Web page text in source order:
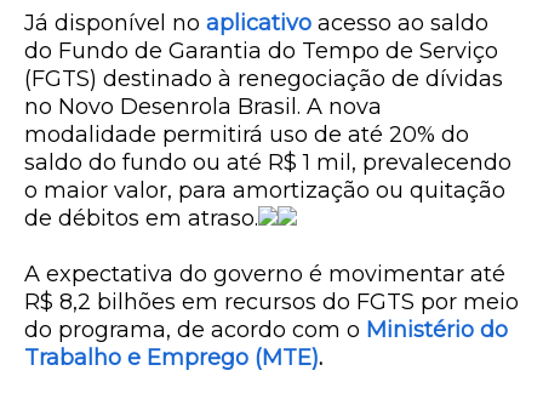
Já disponível no aplicativo acesso ao saldo
do Fundo de Garantia do Tempo de Serviço
(FGTS) destinado à renegociação de dívidas
no Novo Desenrola Brasil. A nova
modalidade permitirá uso de até 20% do
saldo do fundo ou até R$ 1 mil , prevalecendo
o maior valor, para amortização ou quitação
de débitos em atraso.
A expectativa do governo é movimentar até
R$ 8,2 bilhões em recursos do FGTS por meio
do programa, de acordo com o Ministério do
Trabalho e Emprego (MTE).